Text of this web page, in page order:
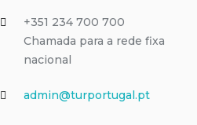
+351 234 700 700
Chamada para a rede fixa
nacional
admin@turportugal.pt